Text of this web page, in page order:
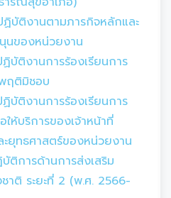
ฏิบัติงานตามภารกิจหลักและ
นของหน่วยงาน
บัติงานการร้องเรียนการ
ฤติมิชอบ
บัติงานการร้องเรียนการ
ห้บริการของเจ้าหน้าที่
ะยุทธศาสตร์ของหน่วยงาน
ติการด้านการส่งเสริม
าติ ระยะที่ 2 (พ.ศ. 2566-